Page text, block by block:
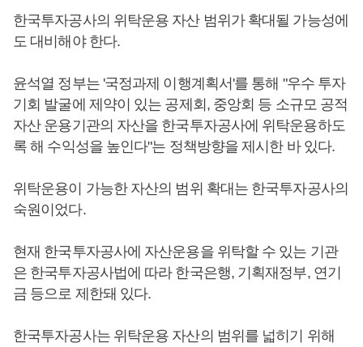
한국투자공사의 위탁운용 자산 범위가 확대될 가능성에
도 대비해야 한다.
윤석열 정부는 '국정과제 이행계획서'를 통해 "우수 투자
기회 발굴에 제약이 있는 공제회, 중앙회 등 소규모 공적
자산 운용기관의 자산을 한국투자공사에 위탁운용하도
록 해 수익성을 높인다"는 정책방향을 제시한 바 있다.
위탁운용이 가능한 자산의 범위 확대는 한국투자공사의
숙원이었다.
현재 한국투자공사에 자산운용을 위탁할 수 있는 기관
은 한국투자공사법에 따라 한국은행, 기획재정부, 연기
금 등으로 제한돼 있다.
한국투자공사는 위탁운용 자산의 범위를 넓히기 위해